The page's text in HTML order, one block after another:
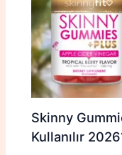
Skinny
Kullanılır